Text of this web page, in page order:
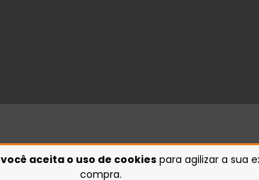
você aceita o uso de cookies para agilizar a sua
compra.